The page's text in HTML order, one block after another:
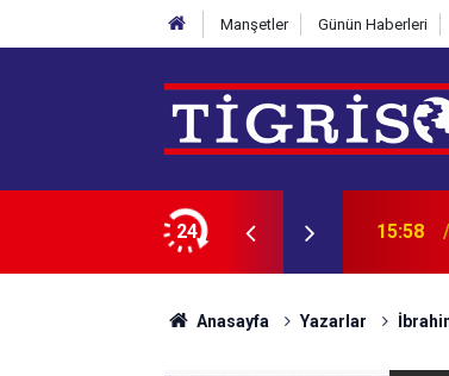
Manşetler Günün Haberleri
24 15:40
Anasayfa Yazarlar